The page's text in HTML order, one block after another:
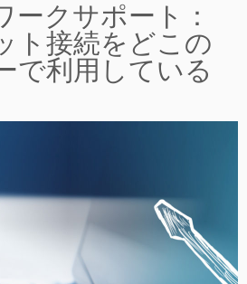
ークサポート：
ト接続をどこの
で利用している